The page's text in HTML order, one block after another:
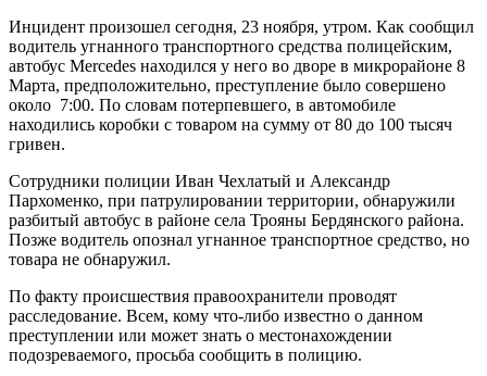
Инцидент произошел сегодня, 23 ноября, утром. Как сообщил
водитель угнанного транспортного средства полицейским,
автобус Mercedes находился у него во дворе в микрорайоне 8
Марта, предположительно, преступление было совершено
около 7:00. По словам потерпевшего, в автомобиле
находились коробки с товаром на сумму от 80 до 100 тысяч
гривен.
Сотрудники полиции Иван Чехлатый и Александр
Пархоменко, при патрулировании территории, обнаружили
разбитый автобус в районе села Трояны Бердянского района.
Позже водитель опознал угнанное транспортное средство, но
товара не обнаружил.
По факту происшествия правоохранители проводят
расследование. Всем, кому что-либо известно о данном
преступлении или может знать о местонахождении
подозреваемого, просьба сообщить в полицию.